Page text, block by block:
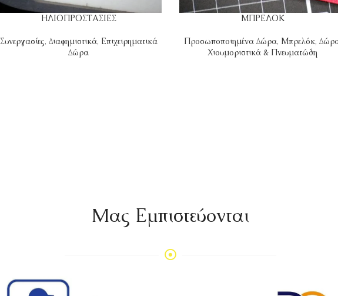
ΗΛΙΟΠΡΟΣΤΑΣΙΕΣ
Συνεργασίες, Διαφημιστικά, Επιχειρηματικά
Δώρα
ΜΠΡΕΛΟΚ
Προσωποποιημένα Δώρα, Μπρελόκ,
Χιουμοριστικά & Πνευματώδη
Mας Εμπιστεύονται